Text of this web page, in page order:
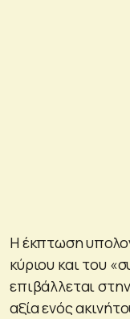
Η έκπτωση
κύριου και του
επιβάλλεται
αξία ενός